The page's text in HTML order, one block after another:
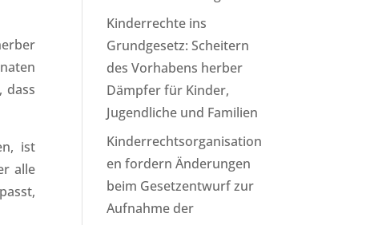
dass
ist
alle
Kinderrechte ins
Grundgesetz: Scheitern
des Vorhabens herber
Dämpfer für Kinder,
Jugendliche und Familien
Kinderrechtsorganisation
en fordern Änderungen
beim Gesetzentwurf zur
Aufnahme der